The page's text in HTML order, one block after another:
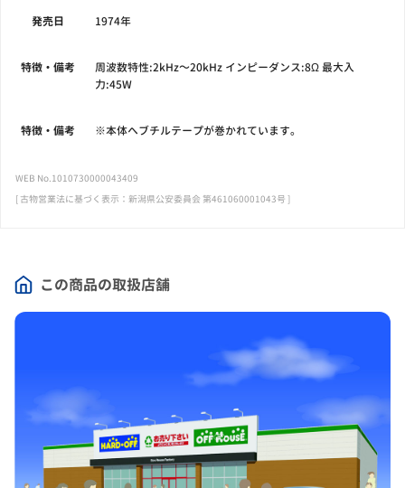
この商品の取扱店舗
発売日 1974年
特徴・備考
周波数特性:2kHz～20kHz インピーダンス:8Ω 最大入
力:45W
特徴・備考 ※本体へブチルテープが巻かれています。
WEB No.1010730000043409
[ 古物営業法に基づく表示：新潟県公安委員会 第461060001043号 ]